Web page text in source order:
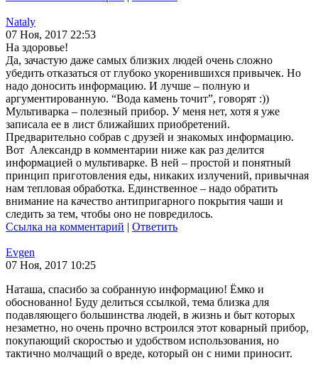
Nataly
07 Ноя, 2017 22:53
На здоровье!
Да, зачастую даже самых близких людей очень сложно
убедить отказаться от глубоко укоренившихся привычек. Но
надо доносить информацию. И лучше – полную и
аргументированную. “Вода камень точит”, говорят :))
Мультиварка – полезный прибор. У меня нет, хотя я уже
записала ее в лист ближайших приобретений.
Предварительно собрав с друзей и знакомых информацию.
Вот Александр в комментарии ниже как раз делится
информацией о мультиварке. В ней – простой и понятный
принцип приготовления еды, никаких излучений, привычная
нам тепловая обработка. Единственное – надо обратить
внимание на качество антипригарного покрытия чаши и
следить за тем, чтобы оно не повредилось.
Ссылка на комментарий | Ответить
Evgen
07 Ноя, 2017 10:25
Наташа, спасибо за собранную информацию! Ёмко и
обоснованно! Буду делиться ссылкой, тема близка для
подавляющего большинства людей, в жизнь и быт которых
незаметно, но очень прочно встроился этот коварный прибор,
покупающий скоростью и удобством использования, но
тактично молчащий о вреде, который он с ними приносит.